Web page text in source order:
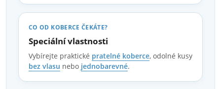
CO OD KOBERCE ČEKÁTE?
Speciální vlastnosti
Vybírejte praktické pratelné koberce, odolné kusy
bez vlasu nebo jednobarevné.